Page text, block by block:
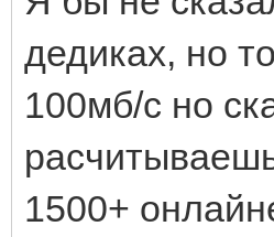
дедиках, но
100мб/c но
1500+